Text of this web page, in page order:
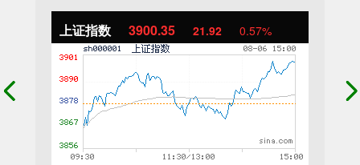
上证指数 3900.35 21.92 0.57%